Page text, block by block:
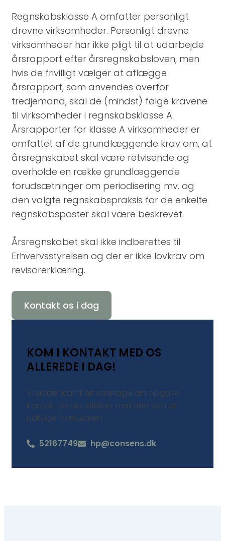
Regnskabsklasse A omfatter personligt
drevne virksomheder. Personligt drevne
virksomheder har ikke pligt til at udarbejde
årsrapport efter årsregnskabsloven, men
hvis de frivilligt vælger at aflægge
årsrapport, som anvendes overfor
tredjemand, skal de (mindst) følge kravene
til virksomheder i regnskabsklasse A.
Årsrapporter for klasse A virksomheder er
omfattet af de grundlæggende krav om, at
årsregnskabet skal være retvisende og
overholde en række grundlæggende
forudsætninger om periodisering mv. og
den valgte regnskabspraksis for de enkelte
regnskabsposter skal være beskrevet.
Årsregnskabet skal ikke indberettes til
Erhvervsstyrelsen og der er ikke lovkrav om
revisorerklæring.
Kontakt os i dag
KOM I KONTAKT MED OS
ALLEREDE I DAG!
Vi sidder klar til at varetage din opgave.
Kontakt os via telefon, mail eller ved at
udfylde formularen.
52167749 hp@consens.dk